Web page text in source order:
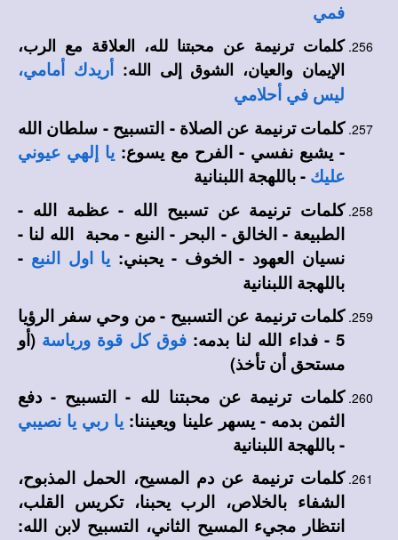
فمي
كلمات ترنيمة عن محبتنا لله، العلاقة مع الرب،
الإيمان والعيان، الشوق إلى الله: أريدك أمامي،
ليس في أحلامي
كلمات ترنيمة عن الصلاة - التسبيح - سلطان الله
- يشبع نفسي - الفرح مع يسوع: يا إلهي عيوني
عليك - باللهجة اللبنانية
كلمات ترنيمة عن تسبيح الله - عظمة الله -
الطبيعة - الخالق - البحر - النبع - محبة الله لنا -
نسيان العهود - الخوف - يحبني: يا اول النبع -
باللهجة اللبنانية
كلمات ترنيمة عن التسبيح - من وحي سفر الرؤيا
5 - فداء الله لنا بدمه:
فوق كل قوة ورياسة (أو
مستحق أن تأخذ)
كلمات ترنيمة عن محبتنا لله - التسبيح - دفع
الثمن بدمه - يسهر علينا ويعيننا: يا ربي يا نصيبي
- باللهجة اللبنانية
كلمات ترنيمة عن دم المسيح، الحمل المذبوح،
الشفاء بالخلاص، الرب يحبنا، تكريس القلب،
انتظار مجيء المسيح الثاني، التسبيح لابن الله: